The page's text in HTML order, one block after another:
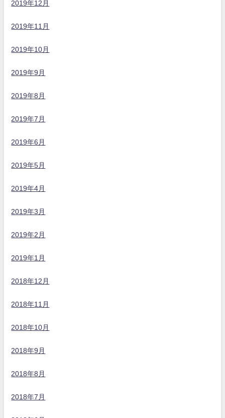
2019年12月
2019年11月
2019年10月
2019年9月
2019年8月
2019年7月
2019年6月
2019年5月
2019年4月
2019年3月
2019年2月
2019年1月
2018年12月
2018年11月
2018年10月
2018年9月
2018年8月
2018年7月